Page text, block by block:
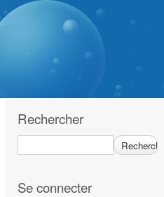
Rechercher
Se connecter